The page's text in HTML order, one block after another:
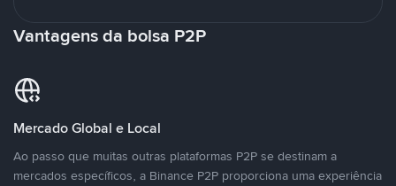
Vantagens da bolsa P2P
Mercado Global e Local
Ao passo que muitas outras plataformas P2P se destinam a
mercados específicos, a Binance P2P proporciona uma experiência